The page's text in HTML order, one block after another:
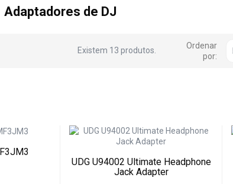
Adaptadores de DJ
Existem 13 produtos.
Ordenar
por:
UDG U94002 Ultimate Headphone
Jack Adapter